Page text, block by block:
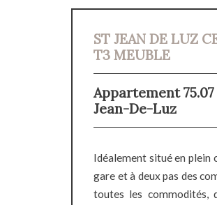
ST JEAN DE LUZ
T3 MEUBLE
Appartement
Jean-De-Luz
Idéalement situé en plein
gare et à deux pas des
toutes les commodités,